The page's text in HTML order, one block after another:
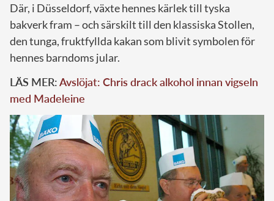
Där, i Düsseldorf, växte hennes kärlek till tyska
bakverk fram – och särskilt till den klassiska Stollen,
den tunga, fruktfyllda kakan som blivit symbolen för
hennes barndoms jular.
LÄS MER:Avslöjat: Chris drack alkohol innan vigseln
med Madeleine